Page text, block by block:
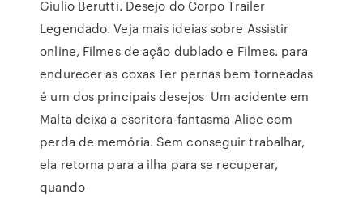
Giulio Berutti. Desejo do Corpo Trailer
Legendado. Veja mais ideias sobre Assistir
online, Filmes de ação dublado e Filmes. para
endurecer as coxas Ter pernas bem torneadas
é um dos principais desejos Um acidente em
Malta deixa a escritora-fantasma Alice com
perda de memória. Sem conseguir trabalhar,
ela retorna para a ilha para se recuperar,
quando